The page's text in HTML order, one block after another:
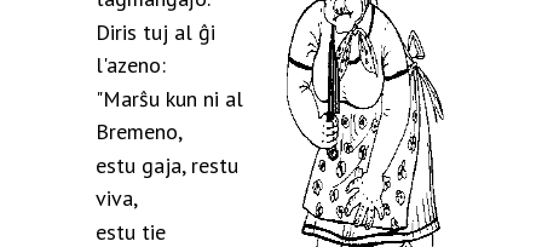
Diris tuj al ĝi
l'azeno:
"Marŝu kun ni al
Bremeno,
estu gaja, restu
viva,
estu tie